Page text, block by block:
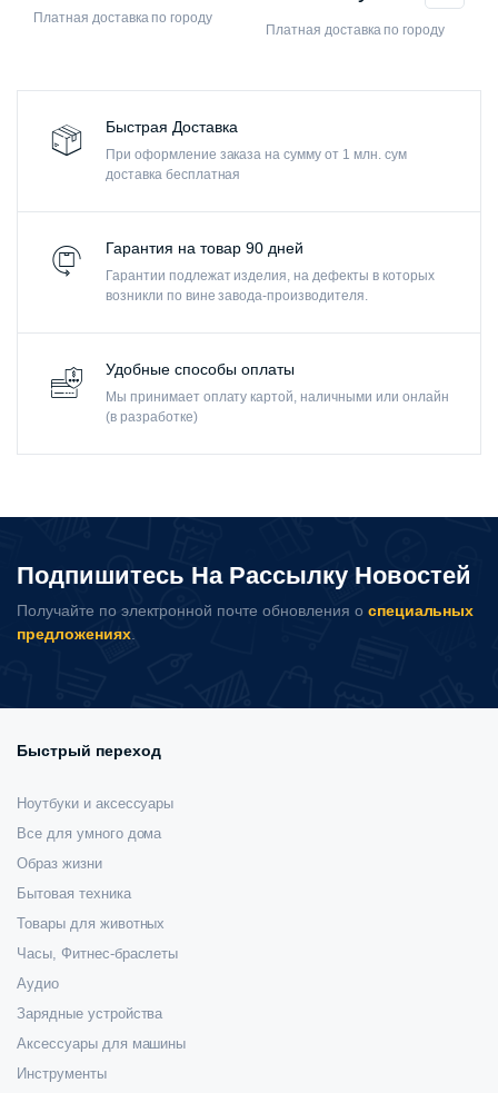
Быстрая Доставка
При оформление заказа на сумму от 1 млн. сум
доставка бесплатная
Гарантия на товар 90 дней
Гарантии подлежат изделия, на дефекты в которых
возникли по вине завода-производителя.
Удобные способы оплаты
Мы принимает оплату картой, наличными или онлайн
(в разработке)
Платная доставка по городу
Платная доставка по городу
Подпишитесь На Рассылку Новостей
Получайте по электронной почте обновления о специальных
предложениях.
Быстрый переход
Ноутбуки и аксессуары
Все для умного дома
Образ жизни
Бытовая техника
Товары для животных
Часы, Фитнес-браслеты
Аудио
Зарядные устройства
Аксессуары для машины
Инструменты